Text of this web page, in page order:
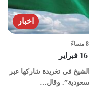
اخبار
في تغريدة شاركها عبر
وقال…